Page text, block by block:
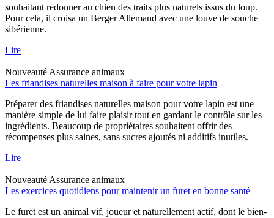
souhaitant redonner au chien des traits plus naturels issus du loup.
Pour cela, il croisa un Berger Allemand avec une louve de souche
sibérienne.
Lire
Nouveauté Assurance animaux
Les friandises naturelles maison à faire pour votre lapin
Préparer des friandises naturelles maison pour votre lapin est une
manière simple de lui faire plaisir tout en gardant le contrôle sur les
ingrédients. Beaucoup de propriétaires souhaitent offrir des
récompenses plus saines, sans sucres ajoutés ni additifs inutiles.
Lire
Nouveauté Assurance animaux
Les exercices quotidiens pour maintenir un furet en bonne santé
Le furet est un animal vif, joueur et naturellement actif, dont le bien-